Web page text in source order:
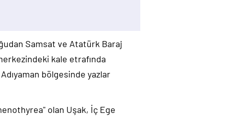
Samsat ve Atatürk Baraj
kale etrafında
bölgesinde yazlar
olan Uşak, İç Ege